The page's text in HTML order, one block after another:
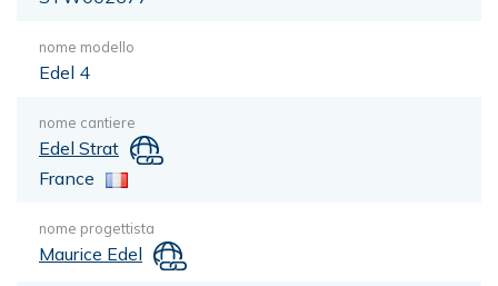
nome modello
Edel 4
nome cantiere
Edel Strat
France
nome progettista
Maurice Edel